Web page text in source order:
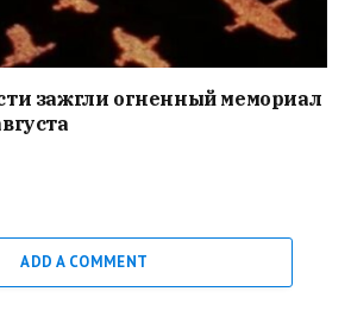
зажгли огненный мемориал
ADD A COMMENT